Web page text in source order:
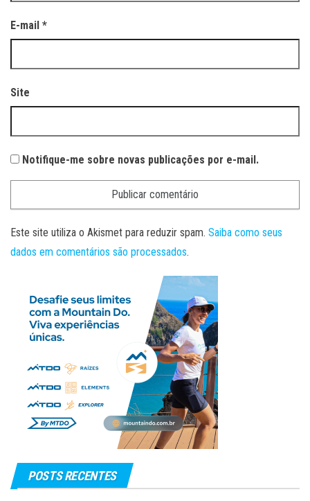
E-mail *
Site
Notifique-me sobre novas publicações por e-mail.
Este site utiliza o Akismet para reduzir spam. Saiba como seus
dados em comentários são processados.
POSTS RECENTES